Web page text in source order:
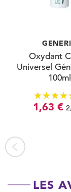
Oxydant
Universel
100ml
1,63 €
LES